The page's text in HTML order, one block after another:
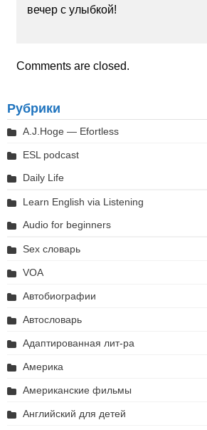
вечер с улыбкой!
Comments are closed.
Рубрики
A.J.Hoge — Efortless
ESL podcast
Daily Life
Learn English via Listening
Audio for beginners
Sex словарь
VOA
Автобиографии
Автословарь
Адаптированная лит-ра
Америка
Американские фильмы
Английский для детей